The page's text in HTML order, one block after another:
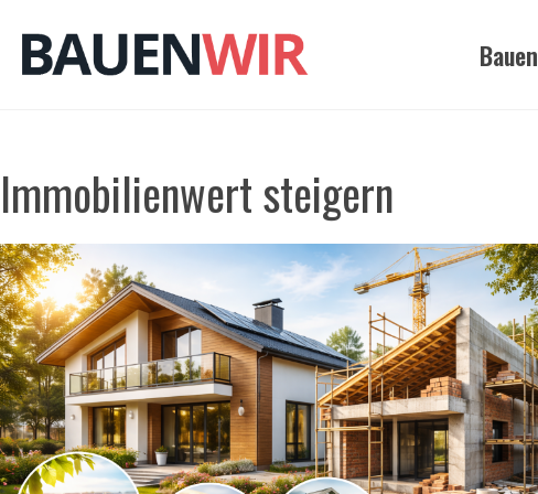
Inhalt
springen
Bauen
Immobilienwert steigern